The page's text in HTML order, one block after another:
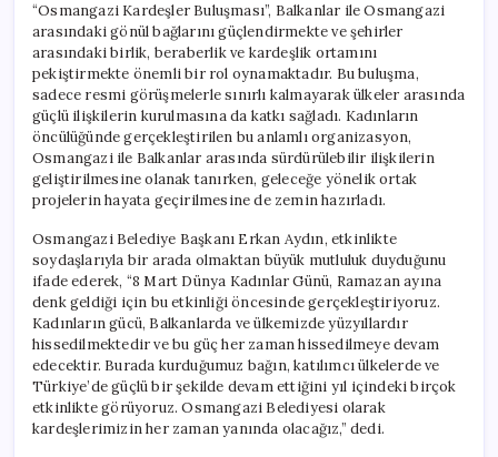
“Osmangazi Kardeşler Buluşması”, Balkanlar ile Osmangazi
arasındaki gönül bağlarını güçlendirmekte ve şehirler
arasındaki birlik, beraberlik ve kardeşlik ortamını
pekiştirmekte önemli bir rol oynamaktadır. Bu buluşma,
sadece resmi görüşmelerle sınırlı kalmayarak ülkeler arasında
güçlü ilişkilerin kurulmasına da katkı sağladı. Kadınların
öncülüğünde gerçekleştirilen bu anlamlı organizasyon,
Osmangazi ile Balkanlar arasında sürdürülebilir ilişkilerin
geliştirilmesine olanak tanırken, geleceğe yönelik ortak
projelerin hayata geçirilmesine de zemin hazırladı.
Osmangazi Belediye Başkanı Erkan Aydın, etkinlikte
soydaşlarıyla bir arada olmaktan büyük mutluluk duyduğunu
ifade ederek, “8 Mart Dünya Kadınlar Günü, Ramazan ayına
denk geldiği için bu etkinliği öncesinde gerçekleştiriyoruz.
Kadınların gücü, Balkanlarda ve ülkemizde yüzyıllardır
hissedilmektedir ve bu güç her zaman hissedilmeye devam
edecektir. Burada kurduğumuz bağın, katılımcı ülkelerde ve
Türkiye’de güçlü bir şekilde devam ettiğini yıl içindeki birçok
etkinlikte görüyoruz. Osmangazi Belediyesi olarak
kardeşlerimizin her zaman yanında olacağız,” dedi.